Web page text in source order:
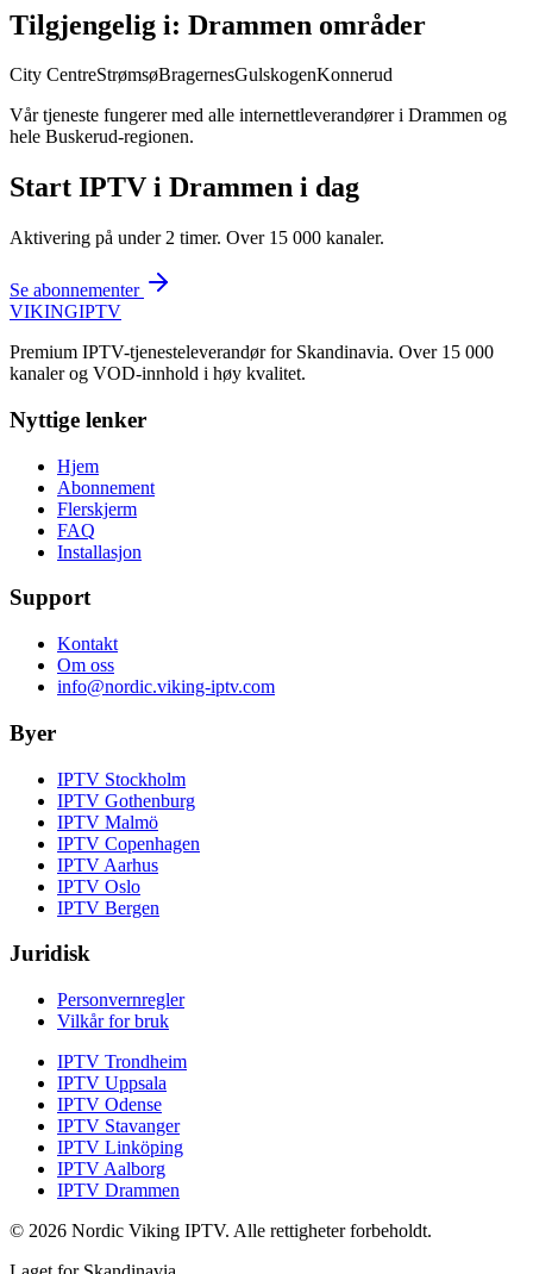
Tilgjengelig i: Drammen områder
City CentreStrømsøBragernesGulskogenKonnerud
Vår tjeneste fungerer med alle internettleverandører i Drammen og
hele Buskerud-regionen.
Start IPTV i Drammen i dag
Aktivering på under 2 timer. Over 15 000 kanaler.
Se abonnementer
VIKINGIPTV
Premium IPTV-tjenesteleverandør for Skandinavia. Over 15 000
kanaler og VOD-innhold i høy kvalitet.
Nyttige lenker
Hjem
Abonnement
Flerskjerm
FAQ
Installasjon
Support
Kontakt
Om oss
info@nordic.viking-iptv.com
Byer
IPTV Stockholm
IPTV Gothenburg
IPTV Malmö
IPTV Copenhagen
IPTV Aarhus
IPTV Oslo
IPTV Bergen
Juridisk
Personvernregler
Vilkår for bruk
IPTV Trondheim
IPTV Uppsala
IPTV Odense
IPTV Stavanger
IPTV Linköping
IPTV Aalborg
IPTV Drammen
© 2026 Nordic Viking IPTV. Alle rettigheter forbeholdt.